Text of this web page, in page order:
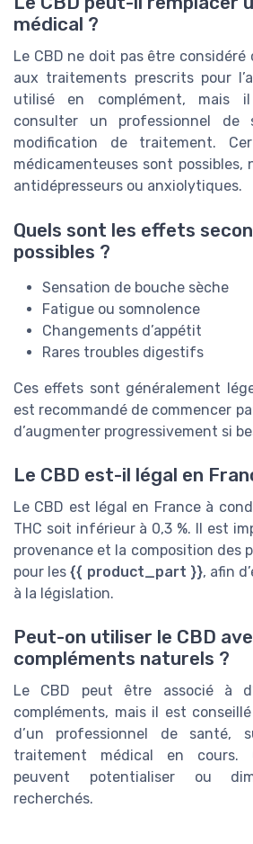
médical ?
Le CBD ne doit pas être
aux traitements prescrits pour
utilisé en complément, mais
consulter un professionnel de
modification de traitement.
médicamenteuses sont possibles,
antidépresseurs ou anxiolytiques.
Quels sont les effets
possibles ?
Sensation de bouche sèche
Fatigue ou somnolence
Changements d’appétit
Rares troubles digestifs
Ces effets sont généralement
est recommandé de commencer
d’augmenter progressivement si
Le CBD est-il légal en
Le CBD est légal en France à
THC soit inférieur à 0,3 %. Il est
provenance et la composition des
pour les{{ product_part }}, afin
à la législation.
Peut-on utiliser le CBD
compléments naturels ?
Le CBD peut être associé à
compléments, mais il est
d’un professionnel de santé,
traitement médical en cours.
peuvent potentialiser ou
recherchés.